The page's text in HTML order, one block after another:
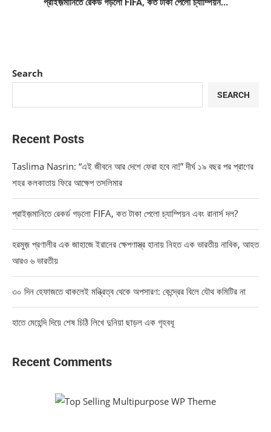
প্রাইজ়মানিতে রেকর্ড গড়লো FIFA, কত টাকা পেলো চ্যাম্পিয়ন...
Search
SEARCH
Recent Posts
Taslima Nasrin: “এই জীবনে আর দেশে ফেরা হবে না!” দীর্ঘ ১৯ বছর পর প্রাণের
শহর কলকাতায় ফিরে আক্ষেপ তসলিমার
প্রাইজ়মানিতে রেকর্ড গড়লো FIFA, কত টাকা পেলো চ্যাম্পিয়ন এবং রানার্স দল?
হরমুজ় প্রণালীর এক জাহাজে ইরানের ক্ষেপণাস্ত্র হানায় নিহত এক ভারতীয় নাবিক, আহত
আরও ৬ ভারতীয়
৩০ দিন হেফাজতে থাকলেই মন্ত্রিত্ব থেকে অপসারণ: কেন্দ্রের বিলে যৌথ কমিটির না
হাতে মেহেন্দি দিয়ে শেষ চিঠি লিখে দুনিয়া ছাড়ল এক গৃহবধূ
Recent Comments